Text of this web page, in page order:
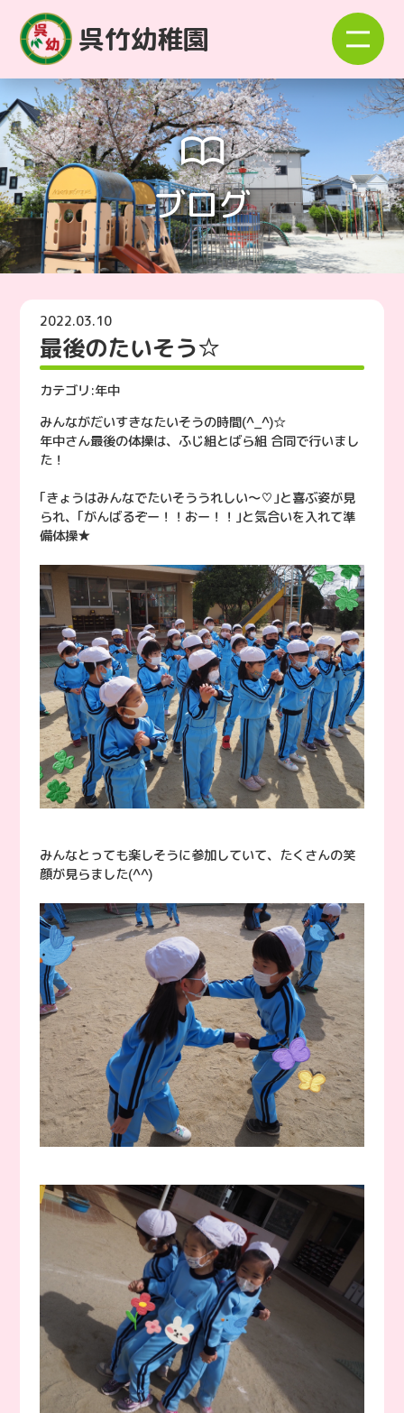
呉竹幼稚園
ブログ
2022.03.10
最後のたいそう☆
カテゴリ:年中
みんながだいすきなたいそうの時間(^_^)☆
年中さん最後の体操は、ふじ組とばら組 合同で行いまし
た！
｢きょうはみんなでたいそううれしい〜♡｣と喜ぶ姿が見
られ、｢がんばるぞー！！おー！！｣と気合いを入れて準
備体操★
みんなとっても楽しそうに参加していて、たくさんの笑
顔が見らました(^^)